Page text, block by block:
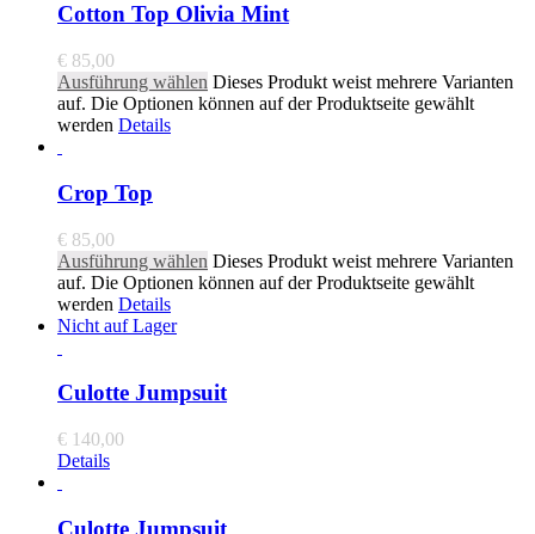
Cotton Top Olivia Mint
€ 85,00
Ausführung wählen Dieses Produkt weist mehrere Varianten
auf. Die Optionen können auf der Produktseite gewählt
werden Details
Crop Top
€ 85,00
Ausführung wählen Dieses Produkt weist mehrere Varianten
auf. Die Optionen können auf der Produktseite gewählt
werden Details
Nicht auf Lager
Culotte Jumpsuit
€ 140,00
Details
Culotte Jumpsuit